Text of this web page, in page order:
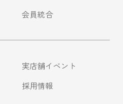
会員統合
実店舗イベント
採用情報